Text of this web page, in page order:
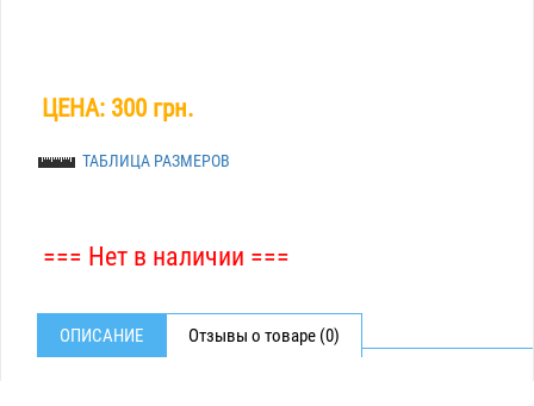
ЦЕНА: 300 грн.
ТАБЛИЦА РАЗМЕРОВ
=== Нет в наличии ===
ОПИСАНИЕ Отзывы о товаре (0)